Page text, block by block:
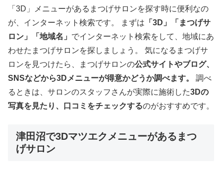
「3D」メニューがあるまつげサロンを探す時に便利なの
が、インターネット検索です。 まずは 「3D」「まつげサ
ロン」「地域名」 でインターネット検索をして、地域にあ
わせたまつげサロンを探しましょう。 気になるまつげサ
ロンを見つけたら、まつげサロンの公式サイトやブログ、
SNSなどから3Dメニューが得意かどうか調べます。
調べ
るときは、サロンのスタッフさんが実際に施術した3Dの
写真を見たり、口コミをチェックするのがおすすめです。
津田沼で3Dマツエクメニューがあるまつ
げサロン